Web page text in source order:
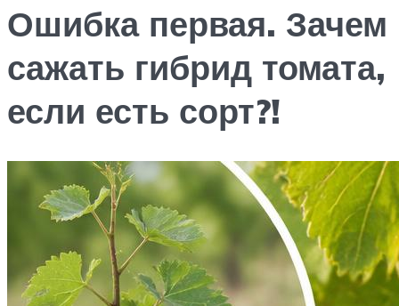
Ошибка первая. Зачем
сажать гибрид томата,
если есть сорт?!